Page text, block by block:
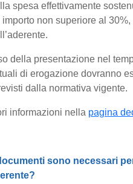
spesa effettivamente
importo non superiore al
della presentazione nel
di erogazione dovranno
dalla normativa vigente.
informazioni nella pagina
sono necessari